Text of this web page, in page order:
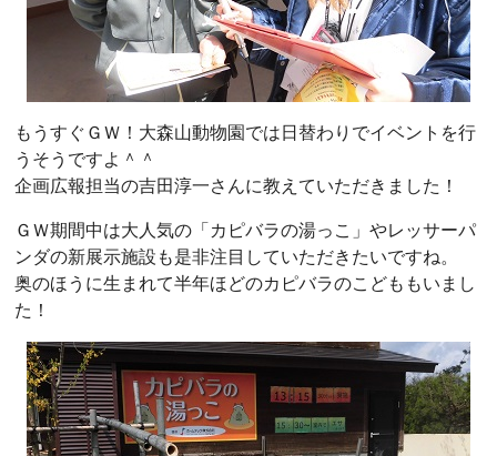
もうすぐＧＷ！大森山動物園では日替わりでイベントを行
うそうですよ＾＾
企画広報担当の吉田淳一さんに教えていただきました！
ＧＷ期間中は大人気の「カピバラの湯っこ」やレッサーパ
ンダの新展示施設も是非注目していただきたいですね。
奥のほうに生まれて半年ほどのカピバラのこどももいまし
た！